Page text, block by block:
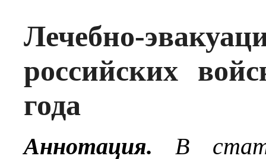
Лечебно-
российских
года
Аннотация. В